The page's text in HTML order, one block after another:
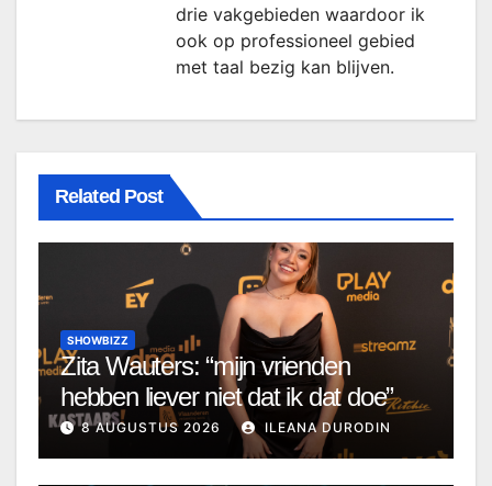
drie vakgebieden waardoor ik
ook op professioneel gebied
met taal bezig kan blijven.
Related Post
SHOWBIZZ
Zita Wauters: “mijn vrienden
hebben liever niet dat ik dat doe”
8 AUGUSTUS 2026 ILEANA DURODIN